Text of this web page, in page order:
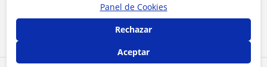
Contactar ahora
Panel de Cookies
Rechazar
Aceptar